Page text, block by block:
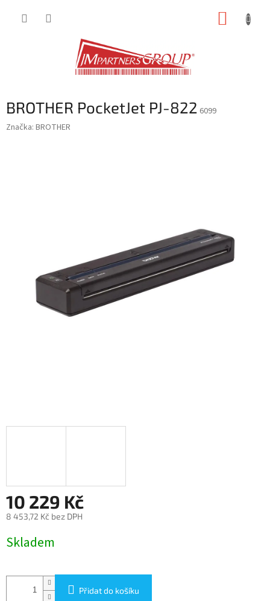
BROTHER PocketJet PJ-822 6099
Značka: BROTHER
10 229 Kč
8 453,72 Kč bez DPH
cena:
Skladem
Přidat do košíku